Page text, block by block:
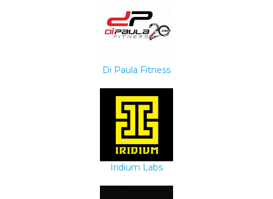
Di Paula Fitness
Iridium Labs